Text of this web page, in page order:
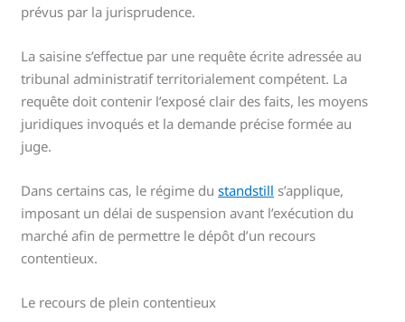
prévus par la jurisprudence.
La saisine s’effectue par une requête écrite adressée au
tribunal administratif territorialement compétent. La
requête doit contenir l’exposé clair des faits, les moyens
juridiques invoqués et la demande précise formée au
juge.
Dans certains cas, le régime dustandstill s’applique,
imposant un délai de suspension avant l’exécution du
marché afin de permettre le dépôt d’un recours
contentieux.
Le recours de plein contentieux